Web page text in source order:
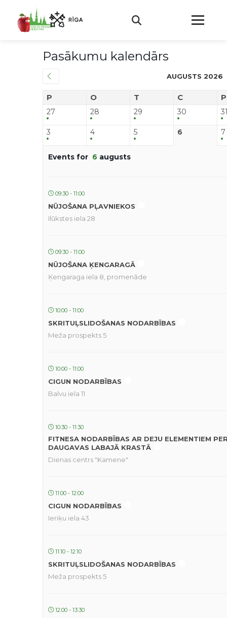
Pasākumu kalendārs
AUGUSTS 2026
P O T C
27 28 29 30
3 4 5 6 7
Events for 6 augusts
09:30 - 11:00
NŪJOŠANA PĻAVNIEKOS
Ilūkstes iela 28
09:30 - 11:00
NŪJOŠANA ĶENGARAGĀ
Ķengaraga iela 8, promenāde
10:00 - 11:00
SKRITUĻSLIDOŠANAS NODARBĪBAS
Meža prospekts 5
10:00 - 11:00
CIGUN NODARBĪBAS
Balvu iela 11
10:30 - 11:30
FITNESA NODARBĪBAS AR DEJU ELEMENTIEM
DAUGAVAS LABAJĀ KRASTĀ
Dienas centrs "Kamene"
11:00 - 12:00
CIGUN NODARBĪBAS
Ieriķu iela 43
11:10 - 12:10
SKRITUĻSLIDOŠANAS NODARBĪBAS
Meža prospekts 5
12:00 - 13:30